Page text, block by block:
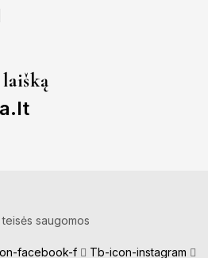
saugomos
facebook-f Tb-icon-instagram